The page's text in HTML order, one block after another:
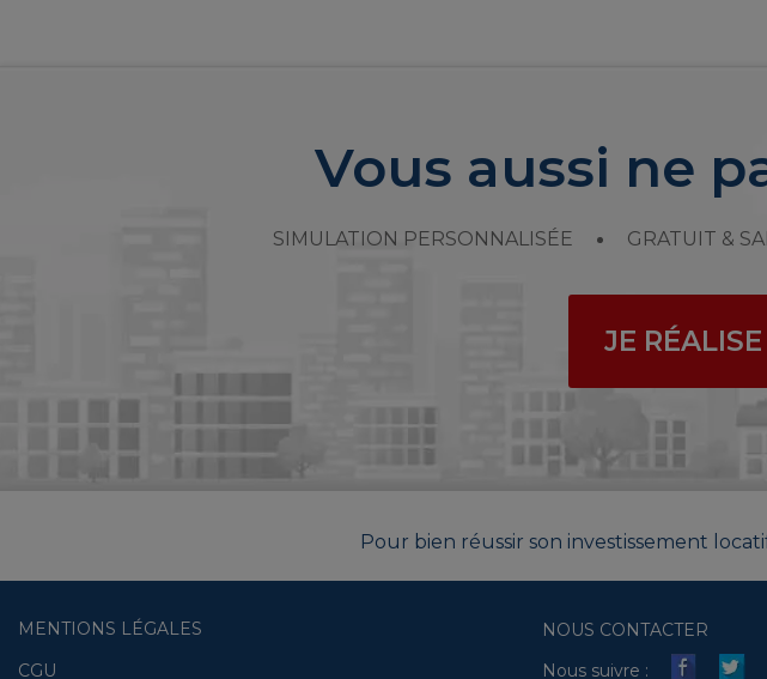
Vous aussi ne
SIMULATION PERSONNALISÉE GRATUIT &
JE
Pour bien réussir son investissement
MENTIONS LÉGALES
CGU
NOUS CONTACTER
Nous suivre :